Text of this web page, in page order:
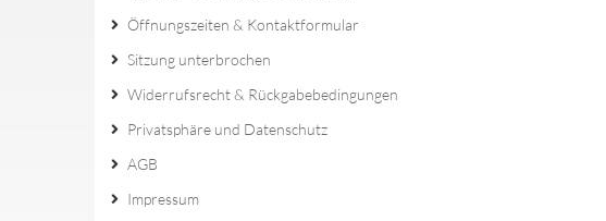
Öffnungszeiten & Kontaktformular
Sitzung unterbrochen
Widerrufsrecht & Rückgabebedingungen
Privatsphäre und Datenschutz
AGB
Impressum